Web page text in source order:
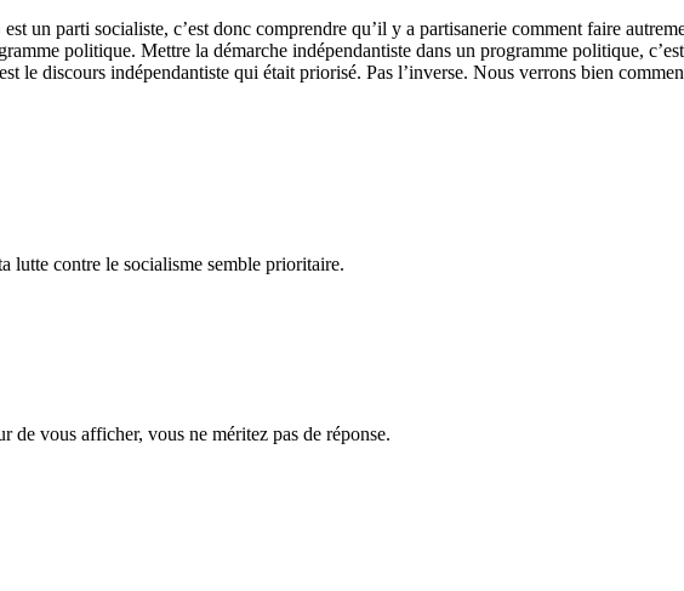
un parti socialiste, c’est donc comprendre qu’il y a partisanerie comment faire
politique. Mettre la démarche indépendantiste dans un programme politique,
le discours indépendantiste qui était priorisé. Pas l’inverse. Nous verrons bien
lutte contre le socialisme semble prioritaire.
de vous afficher, vous ne méritez pas de réponse.